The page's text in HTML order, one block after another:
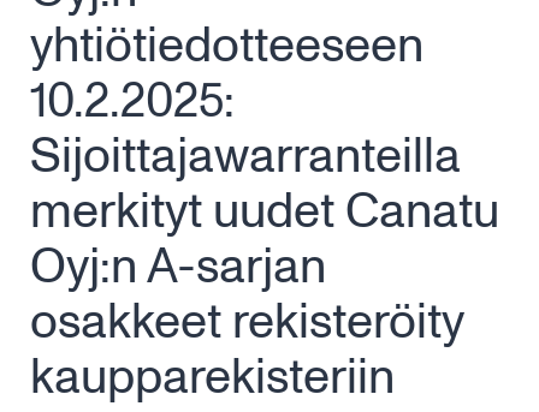
yhtiötiedotteeseen
10.2.2025:
Sijoittajawarranteilla
merkityt uudet Canatu
Oyj:n A-sarjan
osakkeet rekisteröity
kaupparekisteriin